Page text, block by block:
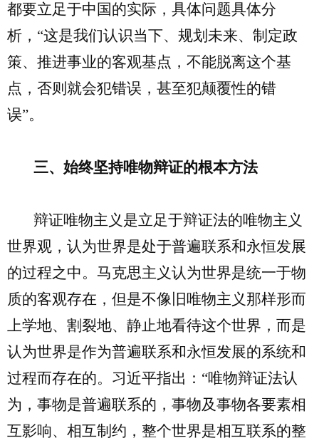
都要立足于中国的实际，具体问题具体分
析，“这是我们认识当下、规划未来、制定政
策、推进事业的客观基点，不能脱离这个基
点，否则就会犯错误，甚至犯颠覆性的错
误”。
三、始终坚持唯物辩证的根本方法
辩证唯物主义是立足于辩证法的唯物主义
世界观，认为世界是处于普遍联系和永恒发展
的过程之中。马克思主义认为世界是统一于物
质的客观存在，但是不像旧唯物主义那样形而
上学地、割裂地、静止地看待这个世界，而是
认为世界是作为普遍联系和永恒发展的系统和
过程而存在的。习近平指出：“唯物辩证法认
为，事物是普遍联系的，事物及事物各要素相
互影响、相互制约，整个世界是相互联系的整